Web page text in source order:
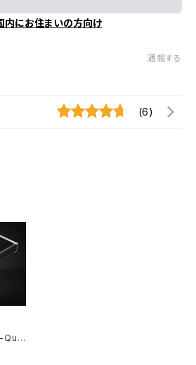
内にお住まいの方向け
通報する
(6)
Qua
Bla